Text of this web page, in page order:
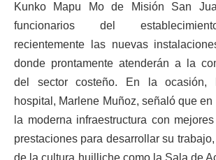
Kunko Mapu Mo de Misión San
funcionarios del
recientemente las nuevas
donde prontamente atenderán a la
del sector costeño. En la ocasión,
hospital, Marlene Muñoz, señaló que
la moderna infraestructura con
prestaciones para desarrollar su